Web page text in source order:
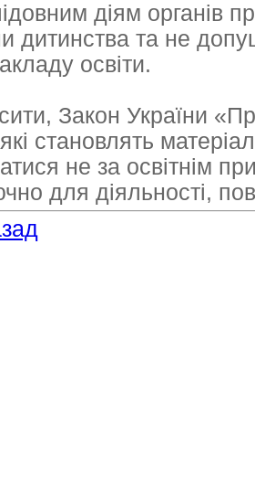
діям органів
дитинства та не
освіти.
Закон України
становлять
не за освітнім
для діяльності,